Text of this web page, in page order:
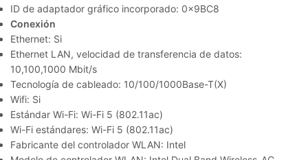
ID de adaptador gráfico incorporado: 0x9BC8
Conexión
Ethernet: Si
Ethernet LAN, velocidad de transferencia de datos:
10,100,1000 Mbit/s
Tecnología de cableado: 10/100/1000Base-T(X)
Wifi: Si
Estándar Wi-Fi: Wi-Fi 5 (802.11ac)
Wi-Fi estándares: Wi-Fi 5 (802.11ac)
Fabricante del controlador WLAN: Intel